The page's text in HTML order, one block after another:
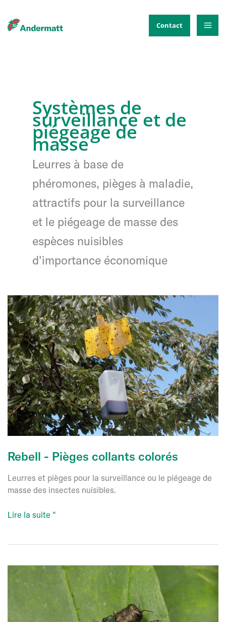
au
Contact
Systèmes de
surveillance et de
piégeage de
masse
Leurres à base de
phéromones, pièges à maladie,
attractifs pour la surveillance
et le piégeage de masse des
espèces nuisibles
d'importance économique
Rebell - Pièges collants colorés
Leurres et pièges pour la surveillance ou le piégeage de
masse des insectes nuisibles.
Rebell
Lire la suite "